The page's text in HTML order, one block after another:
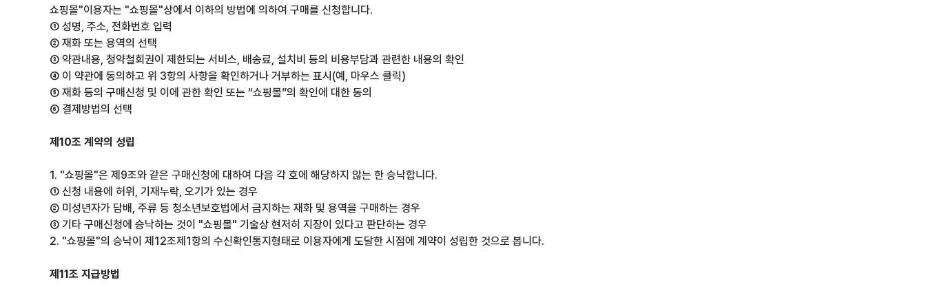
쇼핑몰"이용자는 "쇼핑몰"상에서 이하의 방법에 의하여 구매를 신청합니다.
① 성명, 주소, 전화번호 입력
② 재화 또는 용역의 선택
③ 약관내용, 청약철회권이 제한되는 서비스, 배송료, 설치비 등의 비용부담과 관련한 내용의 확인
④ 이 약관에 동의하고 위 3항의 사항을 확인하거나 거부하는 표시(예, 마우스 클릭)
⑤ 재화 등의 구매신청 및 이에 관한 확인 또는 “쇼핑몰”의 확인에 대한 동의
⑥ 결제방법의 선택
제10조 계약의 성립
1. "쇼핑몰"은 제9조와 같은 구매신청에 대하여 다음 각 호에 해당하지 않는 한 승낙합니다.
① 신청 내용에 허위, 기재누락, 오기가 있는 경우
② 미성년자가 담배, 주류 등 청소년보호법에서 금지하는 재화 및 용역을 구매하는 경우
③ 기타 구매신청에 승낙하는 것이 "쇼핑몰" 기술상 현저히 지장이 있다고 판단하는 경우
2. "쇼핑몰"의 승낙이 제12조제1항의 수신확인통지형태로 이용자에게 도달한 시점에 계약이 성립한 것으로 봅니다.
제11조 지급방법